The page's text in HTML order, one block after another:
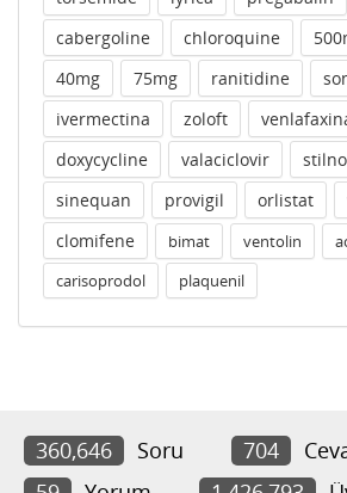
cabergoline
chloroquine
40mg
75mg ranitidine
ivermectina
zoloft
doxycycline
valaciclovir
sinequan
provigil orlistat
clomifene
bimat ventolin
carisoprodol
plaquenil
360,646 Soru 704